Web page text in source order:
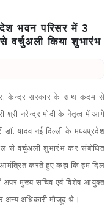
भवन परिसर में 3
वर्चुअली किया शुभारंभ
केन्द्र सरकार के साथ कदम से
श्री नरेन्द्र मोदी के नेतृत्व में आगे
यादव नई दिल्ली के मध्यप्रदेश
से वर्चुअली शुभारंभ कर संबोधित
करते हुए कहा कि हम दिल
मुख्य सचिव एवं विशेष आयुक्त
अन्य अधिकारी मौजूद थे।